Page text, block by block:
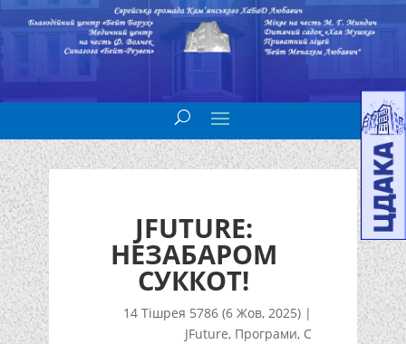
JFUTURE:
НЕЗАБАРОМ
СУККОТ!
14 Тішрея 5786 (6 Жов, 2025) |
JFuture, Програми, С